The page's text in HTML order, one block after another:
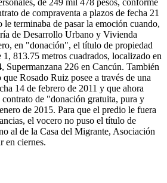
de 249 mil 478 pesos, conforme
de compraventa a plazos de fecha 21
terminaba de pasar la emoción cuando,
de Desarrollo Urbano y Vivienda
en "donación", el título de propiedad
813.75 metros cuadrados, localizado en
Supermanzana 226 en Cancún. También
Rosado Ruiz posee a través de una
14 de febrero de 2011 y que ahora
contrato de "donación gratuita, pura y
de 2015. Para que el predio le fuera
el vocero no puso el título de
al de la Casa del Migrante, Asociación
en ciernes.